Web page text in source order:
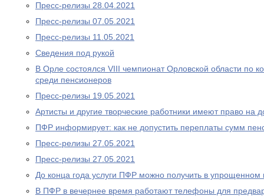
Пресс-релизы 28.04.2021
Пресс-релизы 07.05.2021
Пресс-релизы 11.05.2021
Сведения под рукой
В Орле состоялся VIII чемпионат Орловской области по
среди пенсионеров
Пресс-релизы 19.05.2021
Артисты и другие творческие работники имеют право на
ПФР информирует: как не допустить переплаты сумм
Пресс-релизы 27.05.2021
Пресс-релизы 27.05.2021
До конца года услуги ПФР можно получить в упрощенном
В ПФР в вечернее время работают телефоны для